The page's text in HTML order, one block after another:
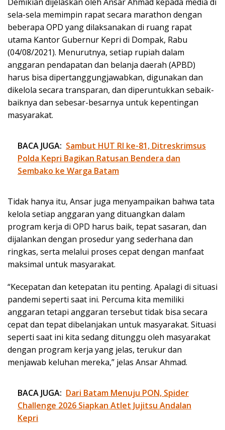
sela-sela memimpin rapat secara marathon dengan
beberapa OPD yang dilaksanakan di ruang rapat
utama Kantor Gubernur Kepri di Dompak, Rabu
(04/08/2021). Menurutnya, setiap rupiah dalam
anggaran pendapatan dan belanja daerah (APBD)
harus bisa dipertanggungjawabkan, digunakan dan
dikelola secara transparan, dan diperuntukkan sebaik-
baiknya dan sebesar-besarnya untuk kepentingan
masyarakat.
BACA JUGA: Sambut HUT RI ke-81, Ditreskrimsus
Polda Kepri Bagikan Ratusan Bendera dan
Sembako ke Warga Batam
Tidak hanya itu, Ansar juga menyampaikan bahwa tata
kelola setiap anggaran yang dituangkan dalam
program kerja di OPD harus baik, tepat sasaran, dan
dijalankan dengan prosedur yang sederhana dan
ringkas, serta melalui proses cepat dengan manfaat
maksimal untuk masyarakat.
“Kecepatan dan ketepatan itu penting. Apalagi di situasi
pandemi seperti saat ini. Percuma kita memiliki
anggaran tetapi anggaran tersebut tidak bisa secara
cepat dan tepat dibelanjakan untuk masyarakat. Situasi
seperti saat ini kita sedang ditunggu oleh masyarakat
dengan program kerja yang jelas, terukur dan
menjawab keluhan mereka,” jelas Ansar Ahmad.
BACA JUGA: Dari Batam Menuju PON, Spider
Challenge 2026 Siapkan Atlet Jujitsu Andalan
Kepri